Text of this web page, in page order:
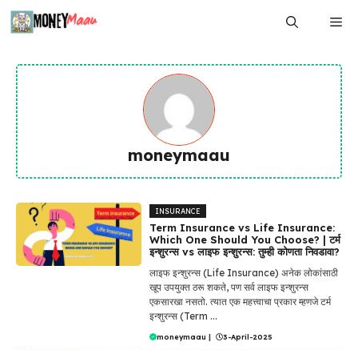
Skip
moneymaau
INSURANCE
Term Insurance vs Life Insurance:
Which One Should You Choose? | टर्म
इन्शुरन्स vs लाइफ इन्शुरन्स: तुम्ही कोणता निवडावा?
लाइफ इन्शुरन्स (Life Insurance) अनेक लोकांसाठी
खूप उपयुक्त ठरू शकते, पण सर्व लाइफ इन्शुरन्स
एकसारखा नसतो. त्यात एक महत्त्वाचा प्रकार म्हणजे टर्म
इन्शुरन्स (Term ...
moneymaau | 3-April-2025